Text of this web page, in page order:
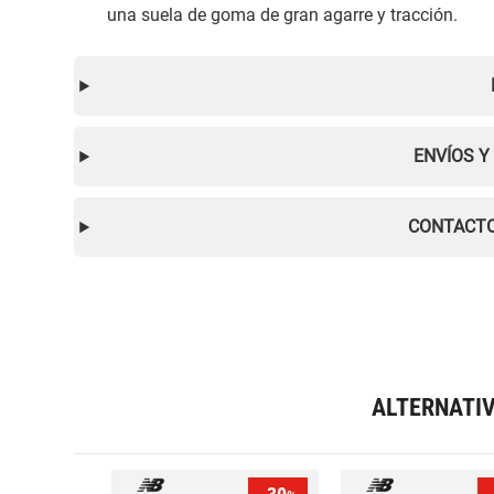
una suela de goma de gran agarre y tracción.
ENVÍOS